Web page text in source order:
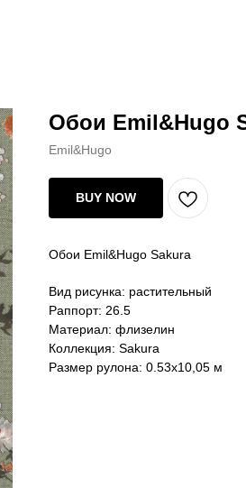
Обои Emil&Hugo
Emil&Hugo
BUY NOW
Обои Emil&Hugo Sakura
Вид рисунка: растительный
Раппорт: 26.5
Материал: флизелин
Коллекция: Sakura
Размер рулона: 0.53х10,05 м